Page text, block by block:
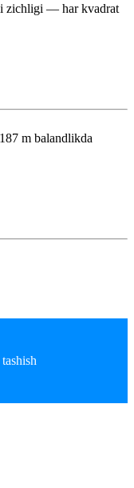
zichligi — har kvadrat
m balandlikda